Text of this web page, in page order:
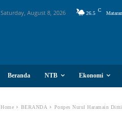
Saturday, August 8, 2026 26.5
C
Beranda NTB Ekonomi
Home BERANDA Ponpes Nurul Haramain